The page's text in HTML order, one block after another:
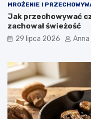
MROŻENIE I
Jak przechowywać
zachował świeżość
29 lipca 2026